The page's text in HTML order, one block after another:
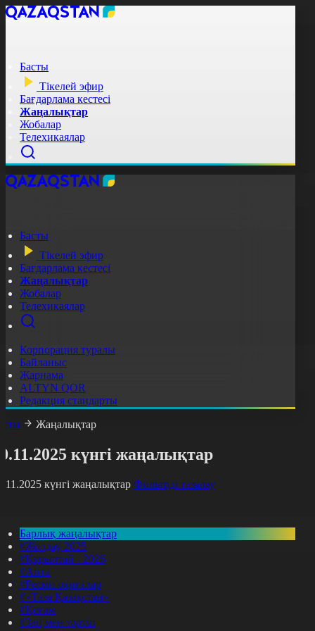
Басты
Тікелей эфир
Бағдарлама кестесі
Жаңалықтар
Жобалар
Телехикаялар
Басты
Тікелей эфир
Бағдарлама кестесі
Жаңалықтар
Жобалар
Телехикаялар
Корпорация туралы
Байланыс
Жарнама
ALTYN QOR
Редакция стандарты
Жаңалықтар
күнгі жаңалықтар
күнгі жаңалықтар Фильтрді тазалау
Барлық жаңалықтар
#Жолдау 2025
#Құрылтай - 2026
#Апта
#Ресми оқиғалар
#«Таза Қазақстан»
#Қоғам
#Заң мен тәртіп